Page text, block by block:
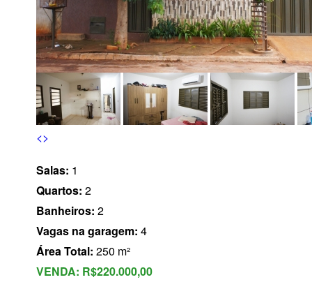
<>
Salas: 1
Quartos: 2
Banheiros: 2
Vagas na garagem: 4
Área Total: 250 m²
VENDA: R$220.000,00